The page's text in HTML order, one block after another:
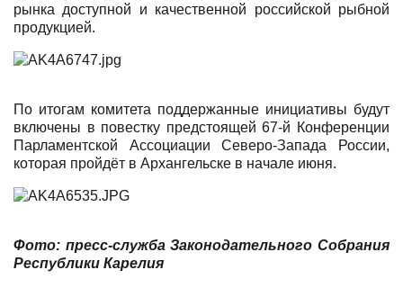
рынка доступной и качественной российской рыбной
продукцией.
По итогам комитета поддержанные инициативы будут
включены в повестку предстоящей 67-й Конференции
Парламентской Ассоциации Северо-Запада России,
которая пройдёт в Архангельске в начале июня.
Фото: пресс-служба Законодательного Собрания
Республики Карелия